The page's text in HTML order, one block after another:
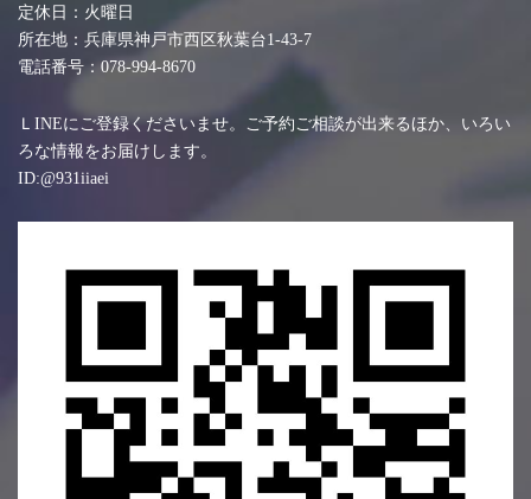
定休日：火曜日
所在地：兵庫県神戸市西区秋葉台1-43-7
電話番号：078-994-8670
ＬINEにご登録くださいませ。ご予約ご相談が出来るほか、いろい
ろな情報をお届けします。
ID:@931iiaei